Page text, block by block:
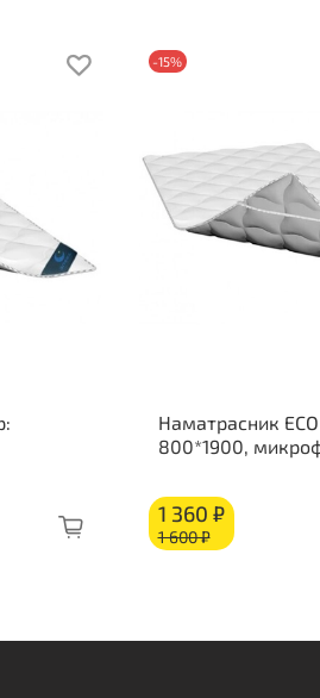
слой
из ППУ
-15%
Наматрасник
800*1900,
1 360 ₽
1 600 ₽